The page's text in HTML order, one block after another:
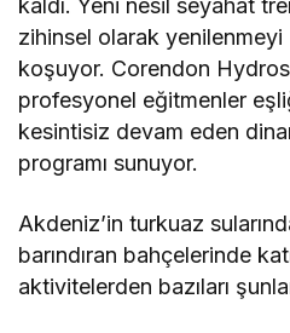
kaldı. Yeni nesil seyahat
zihinsel olarak
koşuyor. Corendon
profesyonel eğitmenler
kesintisiz devam eden
programı sunuyor.
Akdeniz’in turkuaz
barındıran bahçelerinde
aktivitelerden bazıları